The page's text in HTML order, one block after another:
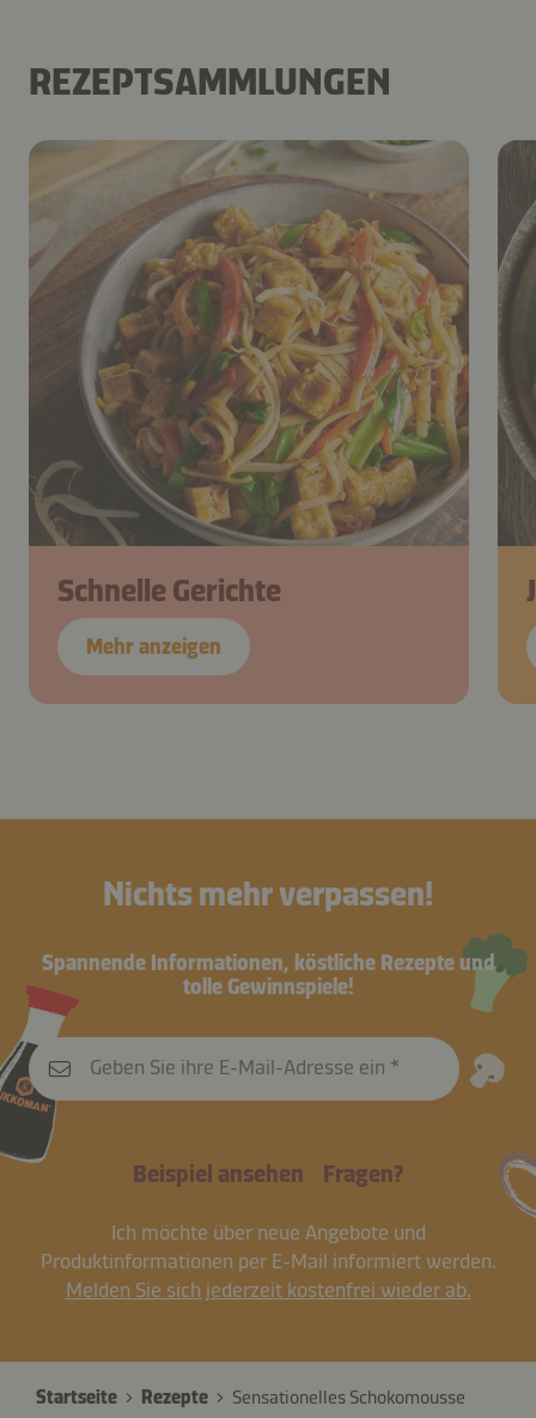
REZEPTSAMMLUNGEN
Schnelle Gerichte
Mehr anzeigen
Nichts mehr verpassen!
Spannende Informationen, köstliche Rezepte und
tolle Gewinnspiele!
Geben Sie ihre E-Mail-Adresse ein
Beispiel ansehen Fragen?
Ich möchte über neue Angebote und
Produktinformationen per E-Mail informiert werden.
Melden Sie sich jederzeit kostenfrei wieder ab.
Startseite Rezepte Sensationelles Schokomousse